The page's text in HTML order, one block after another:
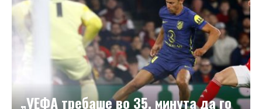
„УЕФА требаше во 35. минута да го